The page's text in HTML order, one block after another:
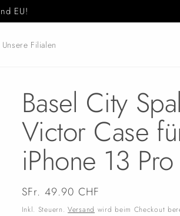
EU!
Unsere Filialen
Basel City
Victor Case
iPhone 13 Pro
Normaler
Preis
SFr. 49.90 CHF
Inkl. Steuern.Versand wird beim Checkout